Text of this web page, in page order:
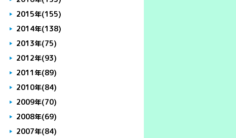
2015年(155)
2014年(138)
2013年(75)
2012年(93)
2011年(89)
2010年(84)
2009年(70)
2008年(69)
2007年(84)